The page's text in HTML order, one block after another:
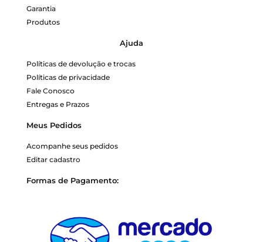
Garantia
Produtos
Ajuda
Políticas de devolução e trocas
Políticas de privacidade
Fale Conosco
Entregas e Prazos
Meus Pedidos
Acompanhe seus pedidos
Editar cadastro
Formas de Pagamento: